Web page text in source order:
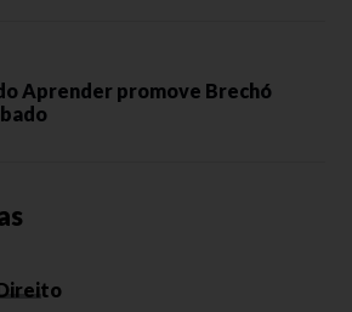
Aprender promove Brechó